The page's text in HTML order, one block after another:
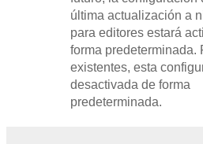
última actualización a
para editores estará
forma predeterminada.
existentes, esta
desactivada de forma
predeterminada.